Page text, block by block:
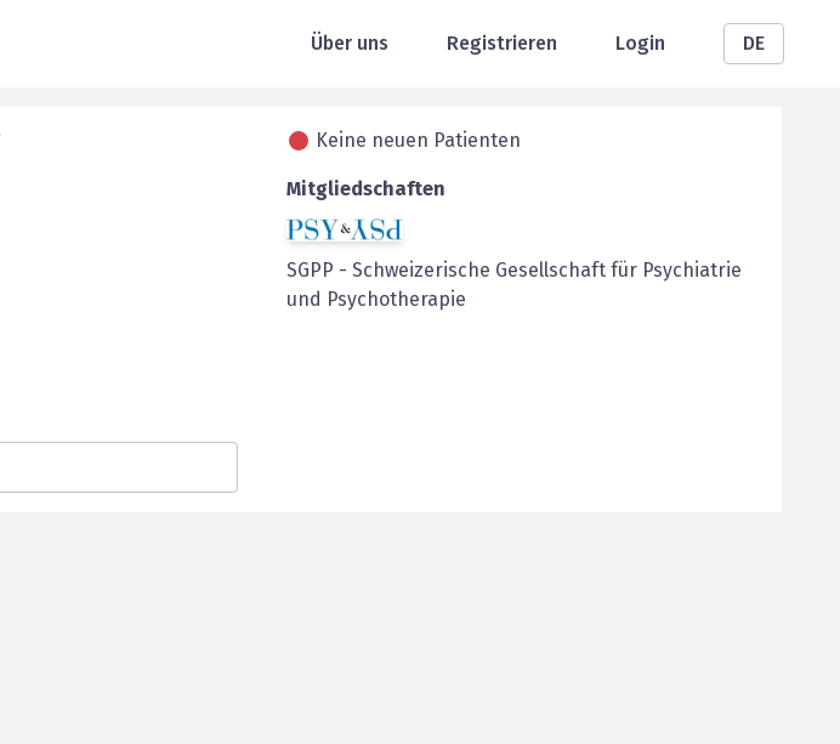
Über uns Registrieren Login DE
Keine neuen Patienten
Mitgliedschaften
SGPP - Schweizerische Gesellschaft für Psychiatrie
und Psychotherapie